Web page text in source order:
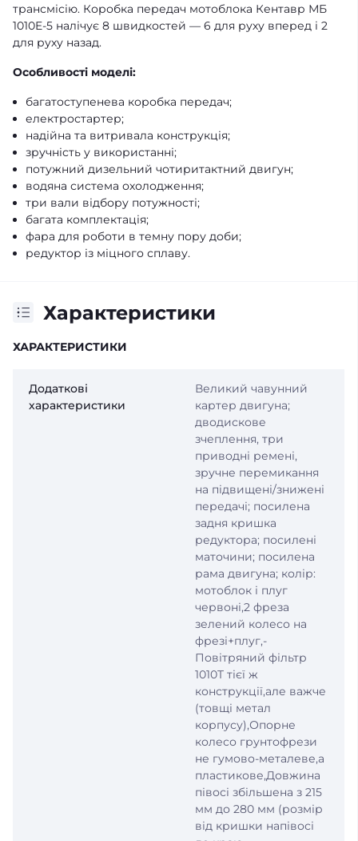
трансмісію. Коробка передач мотоблока Кентавр МБ
1010E-5 налічує 8 швидкостей — 6 для руху вперед і 2
для руху назад.
Особливості моделі:
багатоступенева коробка передач;
електростартер;
надійна та витривала конструкція;
зручність у використанні;
потужний дизельний чотиритактний двигун;
водяна система охолодження;
три вали відбору потужності;
багата комплектація;
фара для роботи в темну пору доби;
редуктор із міцного сплаву.
Характеристики
ХАРАКТЕРИСТИКИ
Додаткові
характеристики
Великий чавунний
картер двигуна;
дводискове
зчеплення, три
приводні ремені,
зручне перемикання
на підвищені/знижені
передачі; посилена
задня кришка
редуктора; посилені
маточини; посилена
рама двигуна; колір:
мотоблок і плуг
червоні,2 фреза
зелений колесо на
фрезі+плуг,-
Повітряний фільтр
1010T тієї ж
конструкції,але важче
(товщі метал
корпусу),Опорне
колесо грунтофрези
не гумово-металеве,а
пластикове,Довжина
півосі збільшена з 215
мм до 280 мм (розмір
від кришки напівосі